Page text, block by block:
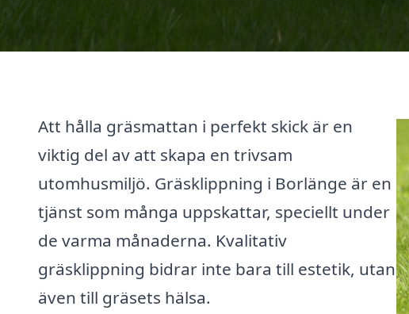
Att hålla gräsmattan i perfekt skick är en
viktig del av att skapa en trivsam
utomhusmiljö. Gräsklippning i Borlänge är en
tjänst som många uppskattar, speciellt under
de varma månaderna. Kvalitativ
gräsklippning bidrar inte bara till estetik, utan
även till gräsets hälsa.